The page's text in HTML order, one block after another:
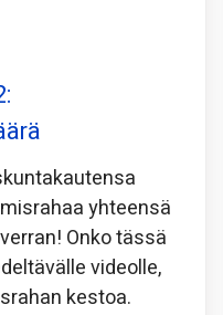
yhteensä
Onko tässä
videolle,
kestoa.